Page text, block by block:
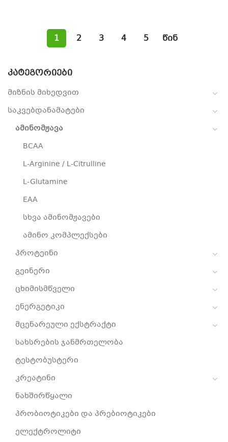
ᲙᲐᲢᲔᲒᲝᲠᲘᲔᲑᲘ
მიზნის მიხედვით
საკვებდანამატები
ამინომჟავა
BCAA
L-Arginine / L-Citrulline
L-Glutamine
EAA
სხვა ამინომჟავები
ამინო კომპლექსები
პროტეინი
გეინერი
ცხიმისმწველი
ენერგეტიკი
მცენარეული ექსტრაქტი
სახსრების ჯანმრთელობა
ტესტობუსტერი
კრეატინი
ნახშირწყალი
პრობიოტიკები და პრებიოტიკები
ელექტროლიტი
1 2 3 4 5 წინ